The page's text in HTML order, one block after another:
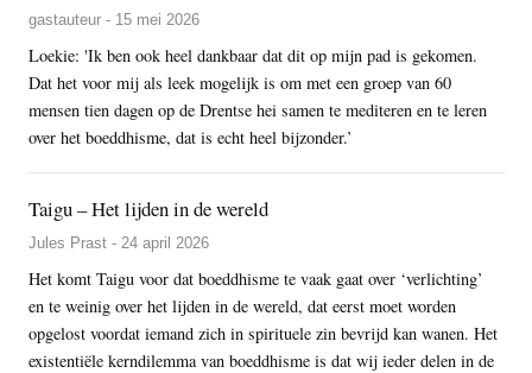
gastauteur - 15 mei 2026
Loekie: 'Ik ben ook heel dankbaar dat dit op mijn pad is gekomen.
Dat het voor mij als leek mogelijk is om met een groep van 60
mensen tien dagen op de Drentse hei samen te mediteren en te leren
over het boeddhisme, dat is echt heel bijzonder.’
Taigu – Het lijden in de wereld
Jules Prast - 24 april 2026
Het komt Taigu voor dat boeddhisme te vaak gaat over ‘verlichting’
en te weinig over het lijden in de wereld, dat eerst moet worden
opgelost voordat iemand zich in spirituele zin bevrijd kan wanen. Het
existentiële kerndilemma van boeddhisme is dat wij ieder delen in de